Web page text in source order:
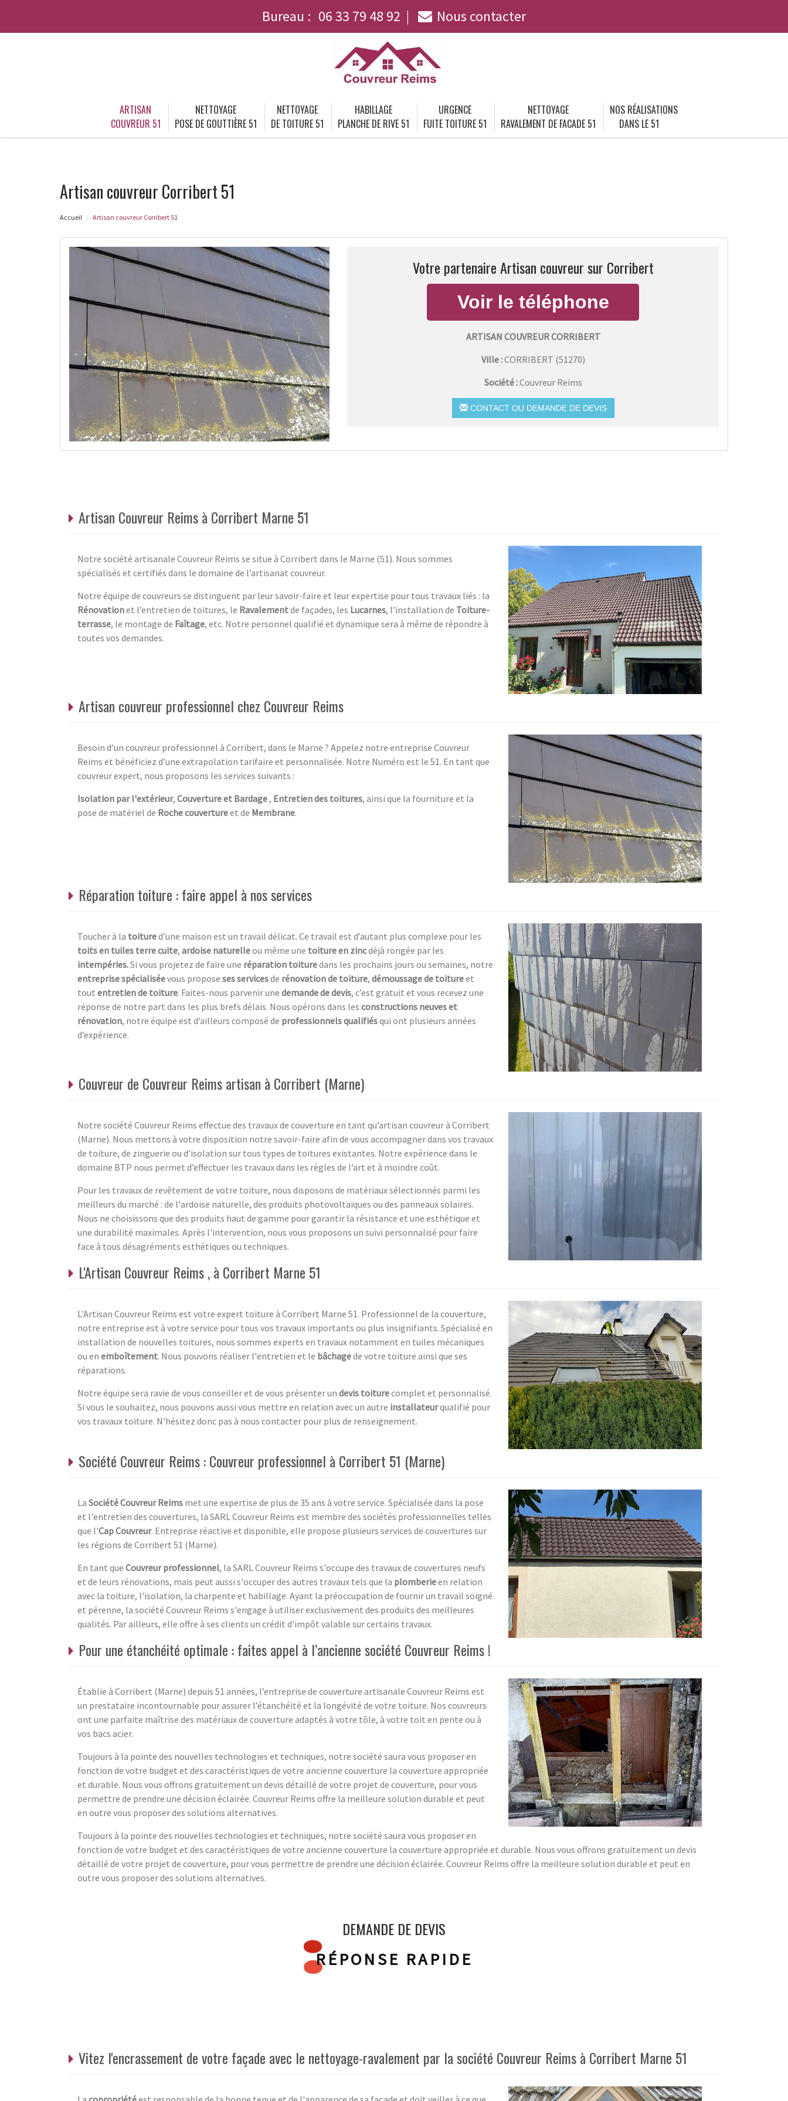
Bureau : 06 33 79 48 92 Nous contacter
ARTISAN
COUVREUR 51
NETTOYAGE
POSE DE GOUTTIÈRE 51
NETTOYAGE
DE TOITURE 51
HABILLAGE
PLANCHE DE RIVE 51
URGENCE
FUITE TOITURE 51
NETTOYAGE
RAVALEMENT DE FACADE 51
NOS RÉALISATIONS
DANS LE 51
Artisan couvreur Corribert 51
Accueil Artisan couvreur Corribert 51
Votre partenaire Artisan couvreur sur Corribert
ARTISAN COUVREUR CORRIBERT
Ville :CORRIBERT (51270)
Société :Couvreur Reims
CONTACT OU DEMANDE DE DEVIS
Artisan Couvreur Reims à Corribert Marne 51
Notre société artisanale Couvreur Reims se situe à Corribert dans le Marne (51). Nous sommes
spécialisés et certifiés dans le domaine de l’artisanat couvreur.
Notre équipe de couvreurs se distinguent par leur savoir-faire et leur expertise pour tous travaux liés : la
Rénovationet l’entretien de toitures, le Ravalementde façades, les Lucarnes, l’installation de Toiture-
terrasse, le montage de Faîtage, etc. Notre personnel qualifié et dynamique sera à même de répondre à
toutes vos demandes.
Artisan couvreur professionnel chez Couvreur Reims
Besoin d’un couvreur professionnel à Corribert, dans le Marne ? Appelez notre entreprise Couvreur
Reims et bénéficiez d’une extrapolation tarifaire et personnalisée. Notre Numéro est le 51. En tant que
couvreur expert, nous proposons les services suivants :
Isolation par l'extérieur, Couverture et Bardage, Entretien des toitures, ainsi que la fourniture et la
pose de matériel de Roche couvertureet de Membrane.
Réparation toiture : faire appel à nos services
Toucher à la toitured’une maison est un travail délicat. Ce travail est d’autant plus complexe pour les
toits en tuiles terre cuite, ardoise naturelleou même une toiture en zincdéjà rongée par les
intempéries.Si vous projetez de faire une réparation toituredans les prochains jours ou semaines, notre
entreprise spécialiséevous propose ses servicesde rénovation de toiture, démoussage de toitureet
tout entretien de toiture. Faites-nous parvenir une demande de devis, c’est gratuit et vous recevez une
réponse de notre part dans les plus brefs délais. Nous opérons dans les constructions neuves et
rénovation, notre équipe est d’ailleurs composé de professionnels qualifiésqui ont plusieurs années
d’expérience.
Couvreur de Couvreur Reims artisan à Corribert (Marne)
Notre société Couvreur Reims effectue des travaux de couverture en tant qu’artisan couvreur à Corribert
(Marne). Nous mettons à votre disposition notre savoir-faire afin de vous accompagner dans vos travaux
de toiture, de zinguerie ou d’isolation sur tous types de toitures existantes. Notre expérience dans le
domaine BTP nous permet d’effectuer les travaux dans les règles de l’art et à moindre coût.
Pour les travaux de revêtement de votre toiture, nous disposons de matériaux sélectionnés parmi les
meilleurs du marché : de l'ardoise naturelle, des produits photovoltaïques ou des panneaux solaires.
Nous ne choisissons que des produits haut de gamme pour garantir la résistance et une esthétique et
une durabilité maximales. Après l'intervention, nous vous proposons un suivi personnalisé pour faire
face à tous désagréments esthétiques ou techniques.
L'Artisan Couvreur Reims , à Corribert Marne 51
L'Artisan Couvreur Reims est votre expert toiture à Corribert Marne 51. Professionnel de la couverture,
notre entreprise est à votre service pour tous vos travaux importants ou plus insignifiants. Spécialisé en
installation de nouvelles toitures, nous sommes experts en travaux notamment en tuiles mécaniques
ou en emboîtement. Nous pouvons réaliser l'entretien et le bâchagede votre toiture ainsi que ses
réparations.
Notre équipe sera ravie de vous conseiller et de vous présenter un devis toiturecomplet et personnalisé.
Si vous le souhaitez, nous pouvons aussi vous mettre en relation avec un autre installateurqualifié pour
vos travaux toiture. N'hésitez donc pas à nous contacter pour plus de renseignement.
Société Couvreur Reims : Couvreur professionnel à Corribert 51 (Marne)
La Société Couvreur Reims met une expertise de plus de 35 ans à votre service. Spécialisée dans la pose
et l'entretien des couvertures, la SARL Couvreur Reims est membre des sociétés professionnelles telles
que l'Cap Couvreur. Entreprise réactive et disponible, elle propose plusieurs services de couvertures sur
les régions de Corribert 51 (Marne).
En tant que Couvreur professionnel, la SARL Couvreur Reims s'occupe des travaux de couvertures neufs
et de leurs rénovations, mais peut aussi s'occuper des autres travaux tels que la plomberieen relation
avec la toiture, l'isolation, la charpente et habillage. Ayant la préoccupation de fournir un travail soigné
et pérenne, la société Couvreur Reims s'engage à utiliser exclusivement des produits des meilleures
qualités. Par ailleurs, elle offre à ses clients un crédit d'impôt valable sur certains travaux.
Pour une étanchéité optimale : faites appel à l’ancienne société Couvreur Reims !
Établie à Corribert (Marne) depuis 51 années, l’entreprise de couverture artisanale Couvreur Reims est
un prestataire incontournable pour assurer l’étanchéité et la longévité de votre toiture. Nos couvreurs
ont une parfaite maîtrise des matériaux de couverture adaptés à votre tôle, à votre toit en pente ou à
vos bacs acier.
Toujours à la pointe des nouvelles technologies et techniques, notre société saura vous proposer en
fonction de votre budget et des caractéristiques de votre ancienne couverture la couverture appropriée
et durable. Nous vous offrons gratuitement un devis détaillé de votre projet de couverture, pour vous
permettre de prendre une décision éclairée. Couvreur Reims offre la meilleure solution durable et peut
en outre vous proposer des solutions alternatives.
Toujours à la pointe des nouvelles technologies et techniques, notre société saura vous proposer en
fonction de votre budget et des caractéristiques de votre ancienne couverture la couverture appropriée et durable. Nous vous offrons gratuitement un devis
détaillé de votre projet de couverture, pour vous permettre de prendre une décision éclairée. Couvreur Reims offre la meilleure solution durable et peut en
outre vous proposer des solutions alternatives.
DEMANDE DE DEVIS
RÉPONSE RAPIDE
Vitez l'encrassement de votre façade avec le nettoyage-ravalement par la société Couvreur Reims à Corribert Marne 51